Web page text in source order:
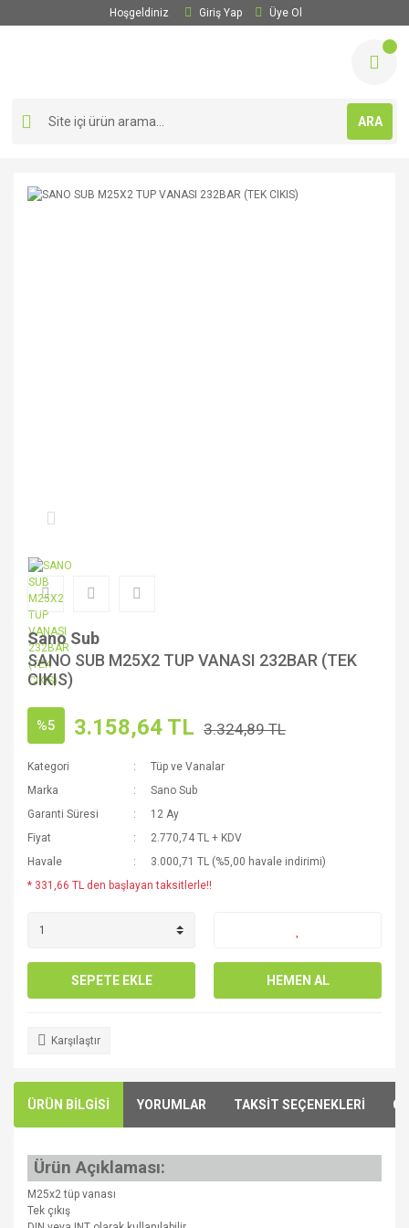
Hoşgeldiniz Giriş Yap Üye Ol
ARA
Sano Sub
SANO SUB M25X2 TUP VANASI 232BAR (TEK
CIKIS)
%5 3.158,64 TL 3.324,89 TL
Kategori
Tüp ve Vanalar
Marka
Sano Sub
Garanti Süresi
12 Ay
Fiyat
2.770,74 TL + KDV
Havale
3.000,71 TL (%5,00 havale indirimi)
* 331,66 TL den başlayan taksitlerle!!
SEPETE EKLE HEMEN AL
Karşılaştır
ÜRÜN BİLGİSİ YORUMLAR TAKSİT SEÇENEKLERİ
Ürün Açıklaması:
M25x2 tüp vanası
Tek çıkış